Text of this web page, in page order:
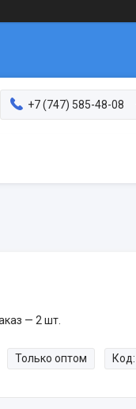
+7 (747) 585-48-08
— 2 шт.
Только оптом Код: